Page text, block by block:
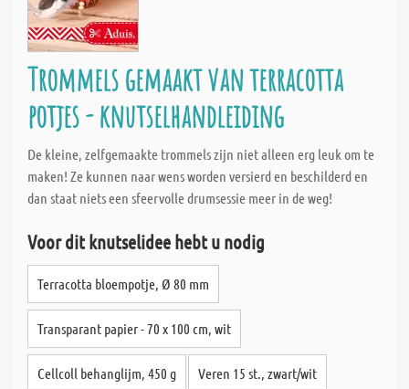
Trommels gemaakt van terracotta
potjes - knutselhandleiding
De kleine, zelfgemaakte trommels zijn niet alleen erg leuk om te
maken! Ze kunnen naar wens worden versierd en beschilderd en
dan staat niets een sfeervolle drumsessie meer in de weg!
Voor dit knutselidee hebt u nodig
Terracotta bloempotje, Ø 80 mm
Transparant papier - 70 x 100 cm, wit
Cellcoll behanglijm, 450 g Veren 15 st., zwart/wit